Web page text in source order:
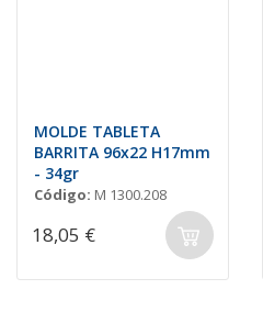
MOLDE TABLETA
BARRITA 96x22 H17mm
- 34gr
Código: M 1300.208
18,05 €